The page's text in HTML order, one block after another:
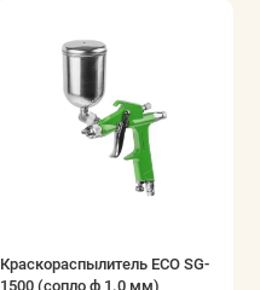
Краскораспылитель ECO SG-
1500 (сопло ф 1.0 мм)